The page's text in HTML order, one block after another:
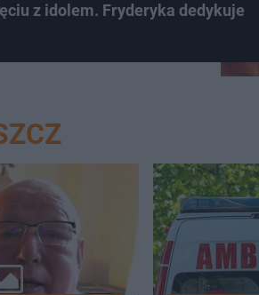
z idolem. Fryderyka dedykuje